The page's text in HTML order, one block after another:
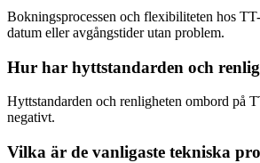
Bokningsprocessen och flexibiliteten hos
datum eller avgångstider utan problem.
Hur har hyttstandarden och
Hyttstandarden och renligheten ombord på
negativt.
Vilka är de vanligaste tekniska